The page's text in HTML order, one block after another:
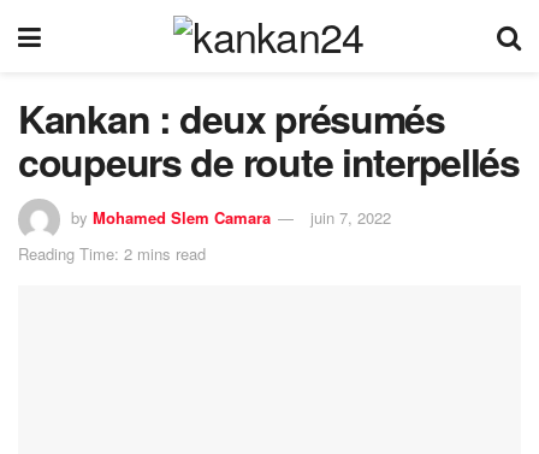
Kankan : deux présumés
coupeurs de route interpellés
by Mohamed Slem Camara
juin 7, 2022
Reading Time: 2 mins read